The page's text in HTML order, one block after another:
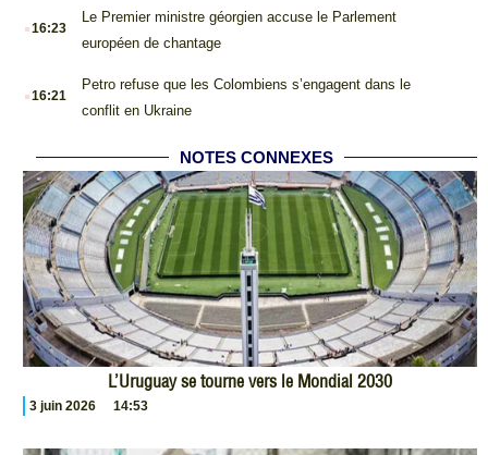
.16:23
Le Premier ministre géorgien accuse le Parlement
européen de chantage
.16:21
Petro refuse que les Colombiens s’engagent dans le
conflit en Ukraine
NOTES CONNEXES
L’Uruguay se tourne vers le Mondial 2030
3 juin 2026 14:53